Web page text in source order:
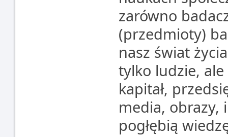
zarówno
(przedmioty)
nasz świat
tylko ludzie,
kapitał,
media, obrazy,
pogłębią